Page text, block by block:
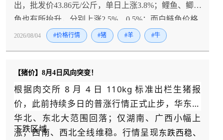
出，批发价43.86元/公斤，单日上涨3.8%；鲤鱼、鲫
鱼也有所抬升，分别上涨2.5%、0.5%；而白鲢鱼价格
走弱，环比下降3.2%。
2026/08/04 #价格行情 #猪 #羊 #牛
【猪价】8月4日风向突变！
根据肉交所 8 月 4 日 110kg 标准出栏生猪报
价，此前持续多日的普涨行情正式止步，华东、
华北、东北大范围回落；仅湖南、广西小幅上
涨，西南、西北全线维稳。行情呈现东跌西稳、
下跌区域